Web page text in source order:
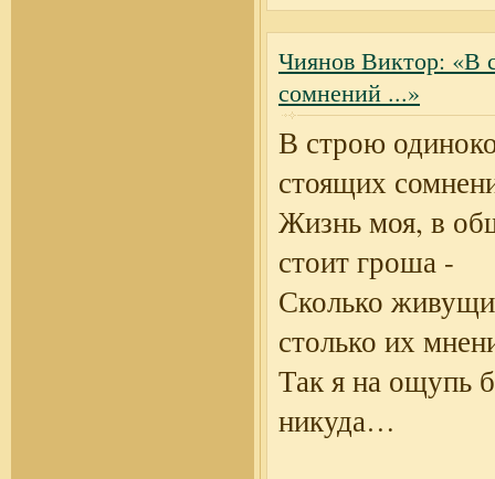
Чиянов Виктор: «В
сомнений ...»
В строю
стоящих
Жизнь моя, в
стоит гроша -
Сколько
столько их
Так я на ощупь
никуда…